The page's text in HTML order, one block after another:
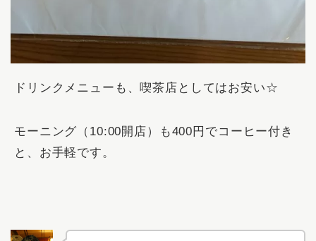
ドリンクメニューも、喫茶店としてはお安い☆
モーニング（10:00開店）も400円でコーヒー付き
と、お手軽です。